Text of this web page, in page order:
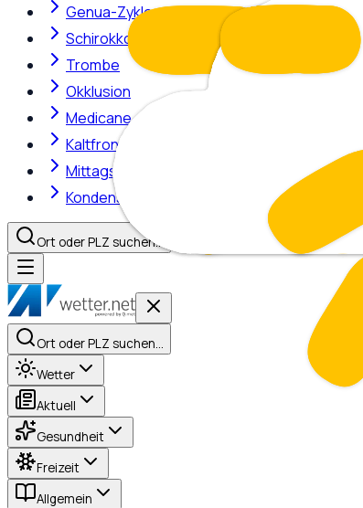
Genua-Zyklone
Schirokko
Trombe
Okklusion
Medicane
Kaltfront
Mittagshitze
Kondensstreifen
Ort oder PLZ suchen…
Ort oder PLZ suchen…
Wetter
Aktuell
Gesundheit
Freizeit
Allgemein